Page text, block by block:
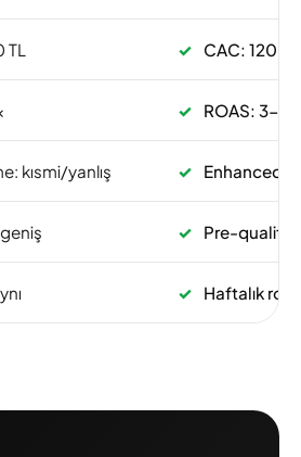
✓ CAC: 120-
✓ ROAS: 3-
kısmi/yanlış ✓ Enhanced
✓ Pre-
✓ Haftalık